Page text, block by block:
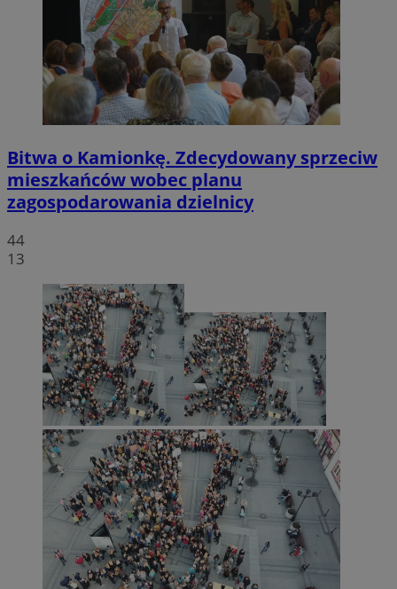
Bitwa o Kamionkę. Zdecydowany sprzeciw
mieszkańców wobec planu
zagospodarowania dzielnicy
44
13